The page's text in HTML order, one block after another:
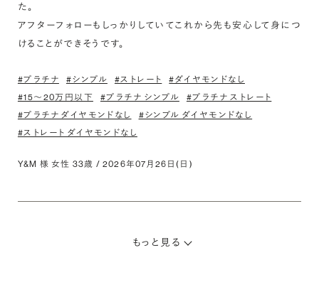
た。
アフターフォローもしっかりしていてこれから先も安心して身につ
けることができそうです。
#プラチナ #シンプル #ストレート
#ダイヤモンドなし
#15〜20万円以下
#プラチナ シンプル
#プラチナ ストレート
#プラチナ ダイヤモンドなし
#シンプル ダイヤモンドなし
#ストレート ダイヤモンドなし
Y&M 様 女性 33歳 / 2026年07月26日(日)
もっと見る